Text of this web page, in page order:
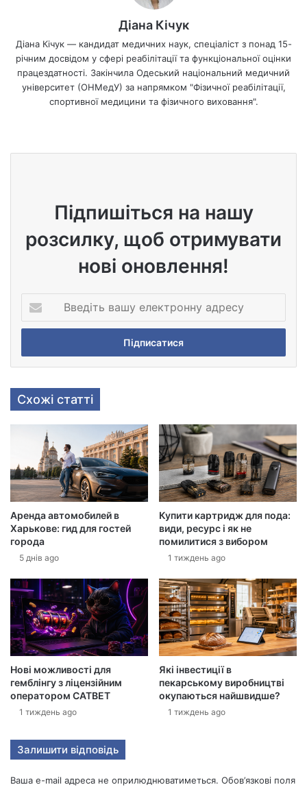
Діана Кічук
Діана Кічук — кандидат медичних наук, спеціаліст з понад 15-
річним досвідом у сфері реабілітації та функціональної оцінки
працездатності. Закінчила Одеський національний медичний
університет (ОНМедУ) за напрямком "Фізичної реабілітації,
спортивної медицини та фізичного виховання".
te
Підпишіться на нашу
розсилку, щоб отримувати
нові оновлення!
е
і
ь
в
л
е
к
т
р
о
н
у
а
д
р
е
с
у
Схожі статті
Аренда автомобилей в
Харькове: гид для гостей
города
5 днів ago
Купити картридж для пода:
види, ресурс і як не
помилитися з вибором
1 тиждень ago
Нові можливості для
гемблінгу з ліцензійним
оператором CATBET
1 тиждень ago
Які інвестиції в
пекарському виробництві
окупаються найшвидше?
1 тиждень ago
Залишити відповідь
Ваша e-mail адреса не оприлюднюватиметься. Обов’язкові поля